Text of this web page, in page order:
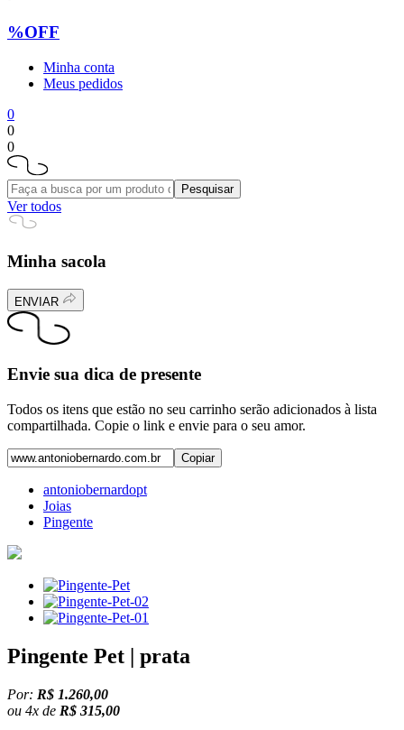
%OFF
Minha conta
Meus pedidos
0
0
0
Pesquisar
Ver todos
Minha sacola
ENVIAR
Envie sua dica de presente
Todos os itens que estão no seu carrinho serão adicionados à lista
compartilhada. Copie o link e envie para o seu amor.
Copiar
antoniobernardopt
Joias
Pingente
Pingente Pet | prata
Por: R$ 1.260,00
ou 4x de R$ 315,00